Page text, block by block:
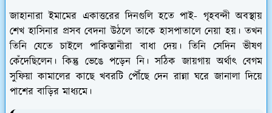
জাহানারা ইমামের একাত্তরের দিনগুলিহতে পাই- গৃহবন্দী অবস্থায়
শেখ হাসিনার প্রসব বেদনা উঠলে তাকে হাসপাতালে নেয়া হয়। তখন
তিনি যেতে চাইলে পাকিস্তানীরা বাধা দেয়। তিনি সেদিন ভীষণ
কেঁদেছিলেন। কিন্তু ভেঙে পড়েন নি। সঠিক জায়গায় অর্থাৎ বেগম
সুফিয়া কামালের কাছে খবরটি পৌঁছে দেন রান্না ঘরে জানালা দিয়ে
পাশের বাড়ির মাধ্যমে।